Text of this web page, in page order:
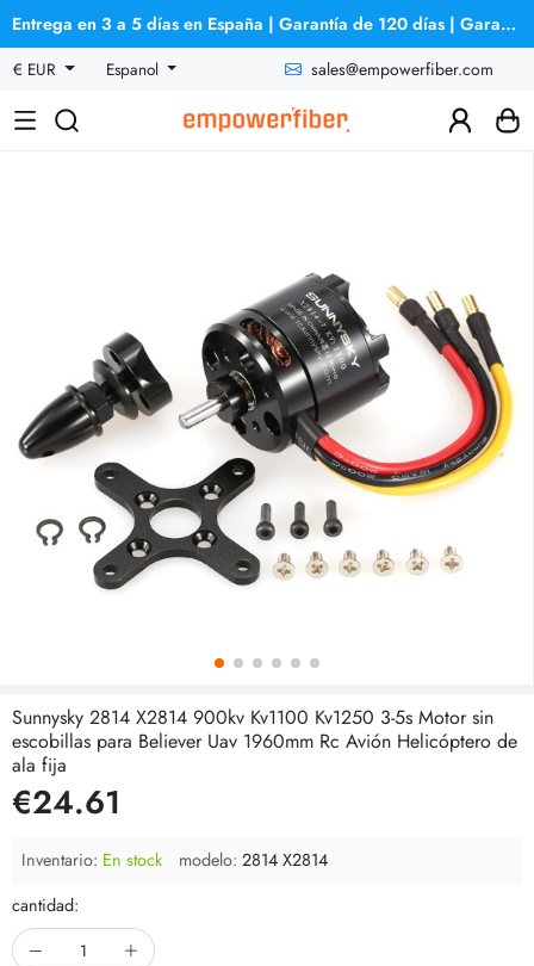
Entrega en 3 a 5 días en España | Garantía de 120 días | Garantía de reembolso
€ EUR
Espanol sales@empowerfiber.com
Sunnysky 2814 X2814 900kv Kv1100 Kv1250 3-5s Motor sin
escobillas para Believer Uav 1960mm Rc Avión Helicóptero de
ala fija
€24.61
Inventario: En stock modelo: 2814 X2814
cantidad: